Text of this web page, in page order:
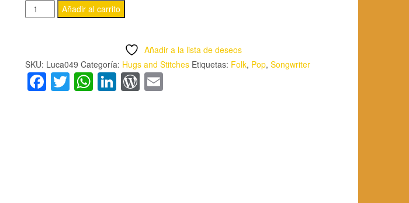
HUGS
AND
'LULLABIES
AND
WAKE-
Añadir al carrito
Añadir a la lista de deseos
SKU: Luca049 Categoría: Hugs and Stitches Etiquetas: Folk, Pop, Songwriter
Facebook
Twitter
WhatsApp
LinkedIn
WordPress